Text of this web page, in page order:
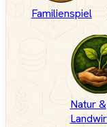
Familienspiel
Natur &